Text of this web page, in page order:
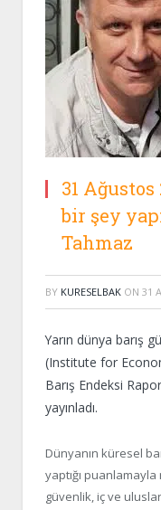
31
bir şey
Tahmaz
BY KURESELBAK ON 31
Yarın dünya barış
(Institute for
Barış Endeksi
yayınladı.
Dünyanın küresel
yaptığı
güvenlik, iç ve